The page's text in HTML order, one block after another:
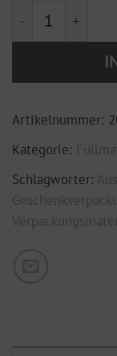
Füllmaterial
Artikelnummer:
Kategorie:
Schlagwörter: